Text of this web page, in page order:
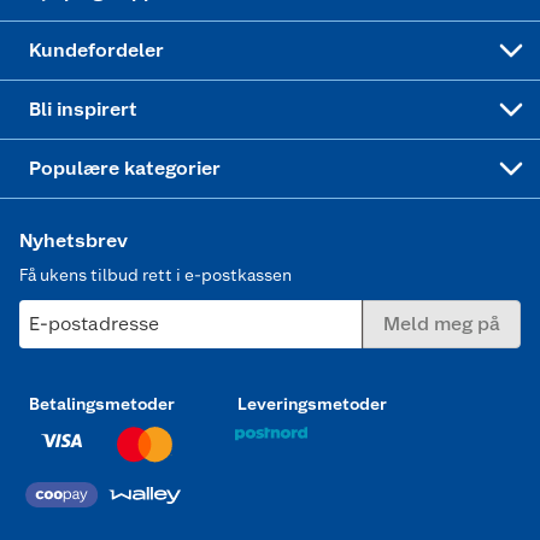
Kundefordeler
Bli inspirert
Populære kategorier
Nyhetsbrev
Få ukens tilbud rett i e-postkassen
E-postadresse Meld meg på
Betalingsmetoder Leveringsmetoder